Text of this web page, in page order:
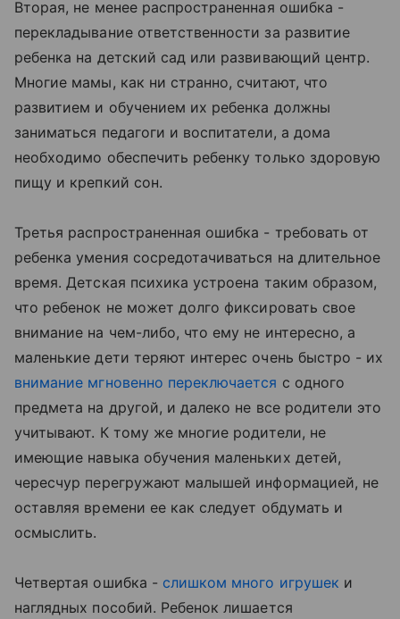
Вторая, не менее распространенная ошибка -
перекладывание ответственности за развитие
ребенка на детский сад или развивающий центр.
Многие мамы, как ни странно, считают, что
развитием и обучением их ребенка должны
заниматься педагоги и воспитатели, а дома
необходимо обеспечить ребенку только здоровую
пищу и крепкий сон.
Третья распространенная ошибка - требовать от
ребенка умения сосредотачиваться на длительное
время. Детская психика устроена таким образом,
что ребенок не может долго фиксировать свое
внимание на чем-либо, что ему не интересно, а
маленькие дети теряют интерес очень быстро - их
внимание мгновенно переключается с одного
предмета на другой, и далеко не все родители это
учитывают. К тому же многие родители, не
имеющие навыка обучения маленьких детей,
чересчур перегружают малышей информацией, не
оставляя времени ее как следует обдумать и
осмыслить.
Четвертая ошибка - слишком много игрушек и
наглядных пособий. Ребенок лишается